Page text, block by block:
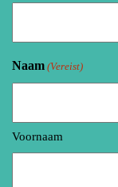
Naam (Vereist)
Voornaam